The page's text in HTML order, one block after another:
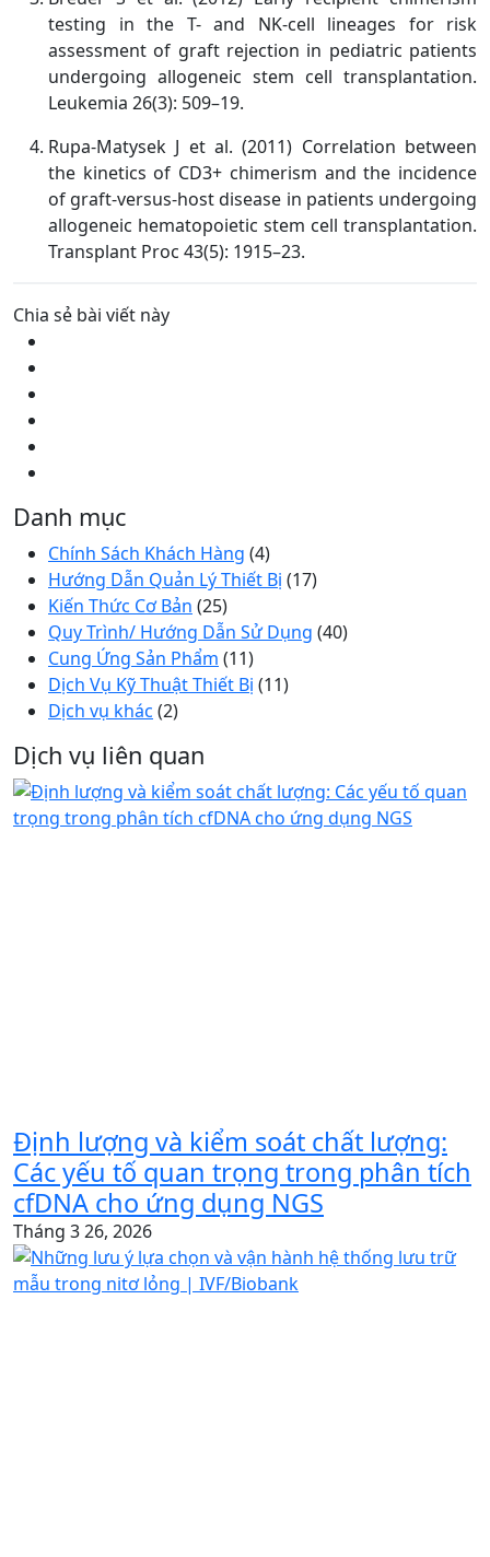
testing in the T- and NK-cell lineages for risk
assessment of graft rejection in pediatric patients
undergoing allogeneic stem cell transplantation.
Leukemia 26(3): 509–19.
Rupa-Matysek J et al. (2011) Correlation between
the kinetics of CD3+ chimerism and the incidence
of graft-versus-host disease in patients undergoing
allogeneic hematopoietic stem cell transplantation.
Transplant Proc 43(5): 1915–23.
Chia sẻ bài viết này
Danh mục
Chính Sách Khách Hàng (4)
Hướng Dẫn Quản Lý Thiết Bị (17)
Kiến Thức Cơ Bản (25)
Quy Trình/ Hướng Dẫn Sử Dụng (40)
Cung Ứng Sản Phẩm (11)
Dịch Vụ Kỹ Thuật Thiết Bị (11)
Dịch vụ khác (2)
Dịch vụ liên quan
Định lượng và kiểm soát chất lượng:
Các yếu tố quan trọng trong phân tích
cfDNA cho ứng dụng NGS
Tháng 3 26, 2026